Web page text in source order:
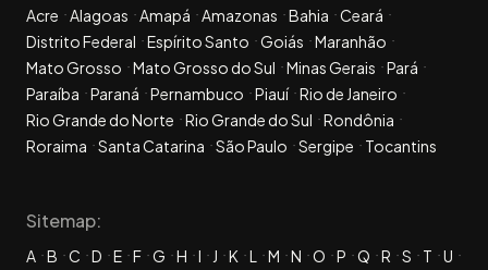
Acre Alagoas Amapá Amazonas Bahia
Ceará
Distrito Federal
Espírito Santo Goiás
Maranhão
Mato Grosso
Mato Grosso do Sul Minas Gerais
Pará
Paraíba
Paraná Pernambuco Piauí Rio de Janeiro
Rio Grande do Norte
Rio Grande do Sul
Rondônia
Roraima
Santa Catarina São Paulo Sergipe Tocantins
Sitemap:
A B C D E F G H I J K L M N O P Q R S T
U